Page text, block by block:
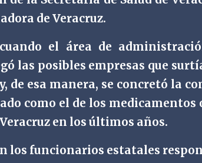
de Veracruz.
el área de
las posibles empresas que
de esa manera, se concretó la
como el de los
en los últimos años.
los funcionarios estatales